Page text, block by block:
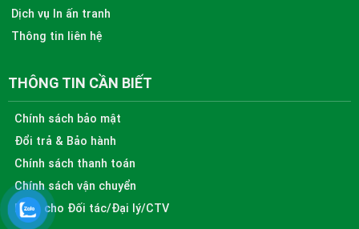
Dịch vụ In ấn tranh
Thông tin liên hệ
THÔNG TIN CẦN BIẾT
Chính sách bảo mật
Đổi trả & Bảo hành
Chính sách thanh toán
Chính sách vận chuyển
Dành cho Đối tác/Đại lý/CTV